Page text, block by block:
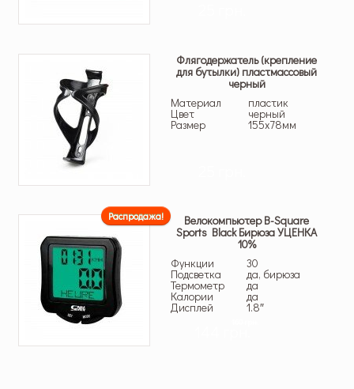
Флягодержатель (крепление
для бутылки) пластмассовый
черный
Материал
пластик
Цвет черный
Размер 155х78мм
Распродажа! Велокомпьютер B-Square
Sports Black Бирюза УЦЕНКА
10%
Функции
30
Подсветка да, бирюза
Термометр да
Калории да
Дисплей 1.8″